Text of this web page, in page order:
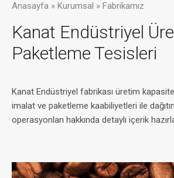
Anasayfa » Kurumsal » Fabrikamız
Kanat Endüstriyel
Paketleme Tesisleri
Kanat Endüstriyel fabrikası üretim
imalat ve paketleme kaabiliyetleri ile
operasyonları hakkında detaylı içerik